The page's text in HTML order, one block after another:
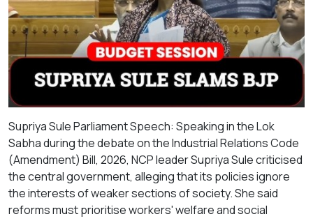
Supriya Sule Parliament Speech: Speaking in the Lok
Sabha during the debate on the Industrial Relations Code
(Amendment) Bill, 2026, NCP leader Supriya Sule criticised
the central government, alleging that its policies ignore
the interests of weaker sections of society. She said
reforms must prioritise workers' welfare and social